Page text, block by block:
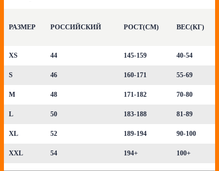
РАЗМЕР РОССИЙСКИЙ РОСТ(СМ) ВЕС(КГ)
XS 44 145-159 40-54
S 46 160-171 55-69
M 48 171-182 70-80
L 50 183-188 81-89
XL 52 189-194 90-100
XXL 54 194+ 100+